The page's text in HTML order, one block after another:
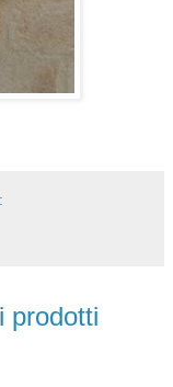
prodotti